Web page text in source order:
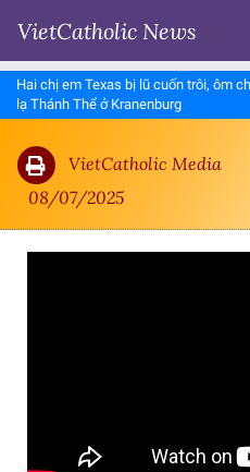
VietCatholic News
Hai chị em Texas bị lũ cuốn trôi, ôm
lạ Thánh Thể ở Kranenburg
VietCatholic Media
08/07/2025